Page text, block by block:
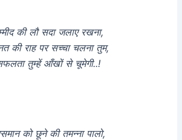
की लौ सदा जलाए रखना,
की राह पर सच्चा चलना तुम,
तुम्हें आँखों से चूमेगी..!
को छूने की तमन्ना पालो,